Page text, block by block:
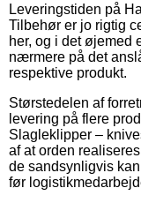
Leveringstiden på
Tilbehør er jo rigtig
her, og i det øjemed
nærmere på det
respektive produkt.
Størstedelen af
levering på flere
Slagleklipper –
af at orden
de sandsynligvis
før